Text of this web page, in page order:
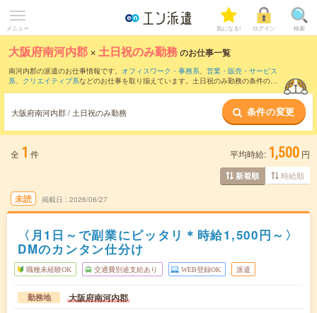
メニュー 気になる! ログイン 検索
大阪府南河内郡 ×土日祝のみ勤務のお仕事一覧
南河内郡の派遣のお仕事情報です。 オフィスワーク・事務系、 営業・販売・サービス
系、 クリエイティブ系などのお仕事を取り揃えています。土日祝のみ勤務の条件の他
大阪府南河内郡 / 土日祝のみ勤務 条件の変更
全 1 件 平均時給: 1,500 円
新着順 時給順
未読 掲載日 2026/06/27
〈月1日～で副業にピッタリ＊時給1,500円～〉
DMのカンタン仕分け
職種未経験OK 交通費別途支給あり WEB登録OK 派遣
勤務地 大阪府南河内郡